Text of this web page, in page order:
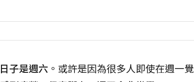
子是週六 。或許是因為很多人即使在週一